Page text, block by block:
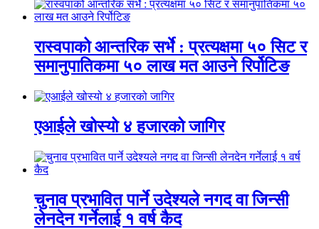
रास्वपाको आन्तरिक सर्भे : प्रत्यक्षमा ५० सिट र
समानुपातिकमा ५० लाख मत आउने रिर्पोटिङ
एआईले खोस्यो ४ हजारको जागिर
चुनाव प्रभावित पार्ने उदेश्यले नगद वा जिन्सी
लेनदेन गर्नेलाई १ वर्ष कैद